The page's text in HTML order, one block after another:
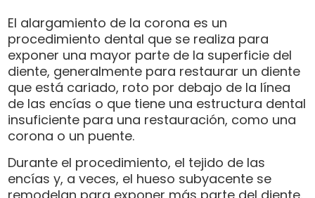
El alargamiento de la corona es un
procedimiento dental que se realiza para
exponer una mayor parte de la superficie del
diente, generalmente para restaurar un diente
que está cariado, roto por debajo de la línea
de las encías o que tiene una estructura dental
insuficiente para una restauración, como una
corona o un puente.
Durante el procedimiento, el tejido de las
encías y, a veces, el hueso subyacente se